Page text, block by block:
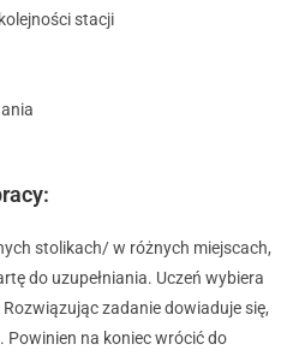
stacji
stolikach/ w różnych miejscach,
do uzupełniania. Uczeń wybiera
zadanie dowiaduje się,
Powinien na koniec wrócić do